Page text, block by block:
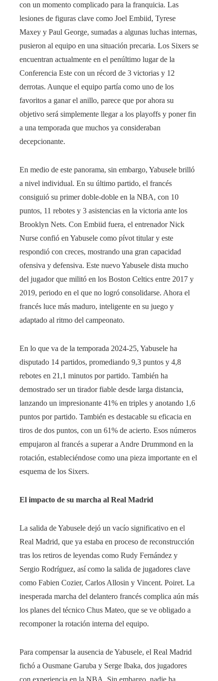
con un momento complicado para la franquicia. Las
lesiones de figuras clave como Joel Embiid, Tyrese
Maxey y Paul George, sumadas a algunas luchas internas,
pusieron al equipo en una situación precaria. Los Sixers se
encuentran actualmente en el penúltimo lugar de la
Conferencia Este con un récord de 3 victorias y 12
derrotas. Aunque el equipo partía como uno de los
favoritos a ganar el anillo, parece que por ahora su
objetivo será simplemente llegar a los playoffs y poner fin
a una temporada que muchos ya consideraban
decepcionante.
En medio de este panorama, sin embargo, Yabusele brilló
a nivel individual. En su último partido, el francés
consiguió su primer doble-doble en la NBA, con 10
puntos, 11 rebotes y 3 asistencias en la victoria ante los
Brooklyn Nets. Con Embiid fuera, el entrenador Nick
Nurse confió en Yabusele como pívot titular y este
respondió con creces, mostrando una gran capacidad
ofensiva y defensiva. Este nuevo Yabusele dista mucho
del jugador que militó en los Boston Celtics entre 2017 y
2019, periodo en el que no logró consolidarse. Ahora el
francés luce más maduro, inteligente en su juego y
adaptado al ritmo del campeonato.
En lo que va de la temporada 2024-25, Yabusele ha
disputado 14 partidos, promediando 9,3 puntos y 4,8
rebotes en 21,1 minutos por partido. También ha
demostrado ser un tirador fiable desde larga distancia,
lanzando un impresionante 41% en triples y anotando 1,6
puntos por partido. También es destacable su eficacia en
tiros de dos puntos, con un 61% de acierto. Esos números
empujaron al francés a superar a Andre Drummond en la
rotación, estableciéndose como una pieza importante en el
esquema de los Sixers.
El impacto de su marcha al Real Madrid
La salida de Yabusele dejó un vacío significativo en el
Real Madrid, que ya estaba en proceso de reconstrucción
tras los retiros de leyendas como Rudy Fernández y
Sergio Rodríguez, así como la salida de jugadores clave
como Fabien Cozier, Carlos Allosin y Vincent. Poiret. La
inesperada marcha del delantero francés complica aún más
los planes del técnico Chus Mateo, que se ve obligado a
recomponer la rotación interna del equipo.
Para compensar la ausencia de Yabusele, el Real Madrid
fichó a Ousmane Garuba y Serge Ibaka, dos jugadores
con experiencia en la NBA. Sin embargo, nadie ha